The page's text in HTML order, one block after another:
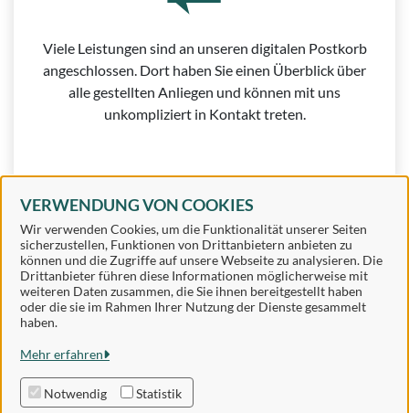
VERWENDUNG VON COOKIES
Wir verwenden Cookies, um die Funktionalität unserer Seiten
sicherzustellen, Funktionen von Drittanbietern anbieten zu
können und die Zugriffe auf unsere Webseite zu analysieren. Die
Drittanbieter führen diese Informationen möglicherweise mit
weiteren Daten zusammen, die Sie ihnen bereitgestellt haben
oder die sie im Rahmen Ihrer Nutzung der Dienste gesammelt
haben.
Mehr erfahren
Notwendig Statistik
Viele Leistungen sind an unseren digitalen Postkorb
angeschlossen. Dort haben Sie einen Überblick über
alle gestellten Anliegen und können mit uns
unkompliziert in Kontakt treten.
Weitere Informationen zur BundID finden Sie auf der
FAQ-Seite des Bundes.
Samtgemeinde Sögel
Alle Rechte vorbehalten